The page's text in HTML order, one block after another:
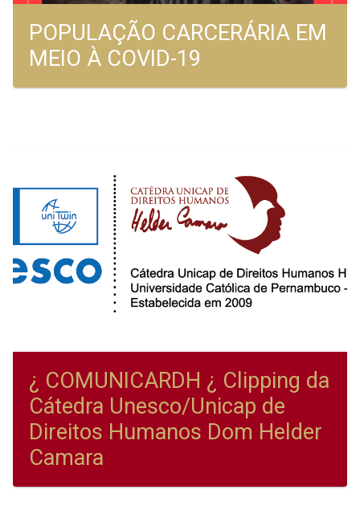
POPULAÇÃO CARCERÁRIA EM
MEIO À COVID-19
¿ COMUNICARDH ¿ Clipping da
Cátedra Unesco/Unicap de
Direitos Humanos Dom Helder
Camara